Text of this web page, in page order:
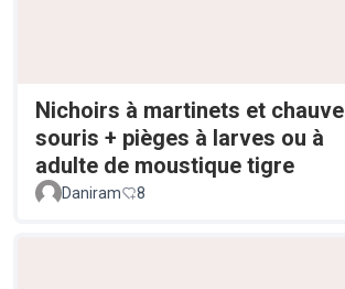
Nichoirs à martinets et chauve
souris + pièges à larves ou à
adulte de moustique tigre
Daniram 8